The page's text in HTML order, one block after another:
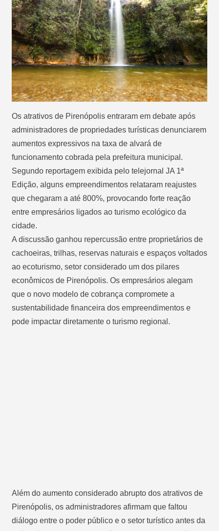
Os atrativos de Pirenópolis entraram em debate após
administradores de propriedades turísticas denunciarem
aumentos expressivos na taxa de alvará de
funcionamento cobrada pela prefeitura municipal.
Segundo reportagem exibida pelo telejornal JA 1ª
Edição, alguns empreendimentos relataram reajustes
que chegaram a até 800%, provocando forte reação
entre empresários ligados ao turismo ecológico da
cidade.
A discussão ganhou repercussão entre proprietários de
cachoeiras, trilhas, reservas naturais e espaços voltados
ao ecoturismo, setor considerado um dos pilares
econômicos de Pirenópolis. Os empresários alegam
que o novo modelo de cobrança compromete a
sustentabilidade financeira dos empreendimentos e
pode impactar diretamente o turismo regional.
Além do aumento considerado abrupto dos atrativos de
Pirenópolis, os administradores afirmam que faltou
diálogo entre o poder público e o setor turístico antes da